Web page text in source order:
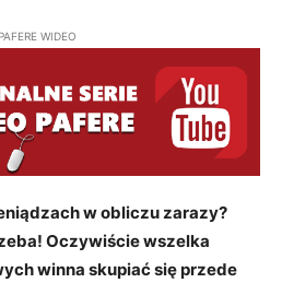
PAFERE WIDEO
w obliczu zarazy?
Oczywiście wszelka
winna skupiać się przede